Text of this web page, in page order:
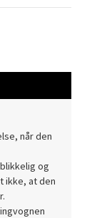
når den
og
ikke, at den